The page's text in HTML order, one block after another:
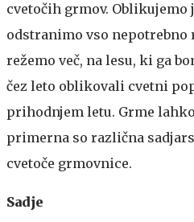
cvetočih grmov.
odstranimo vso nepotrebno
režemo več, na lesu, ki ga
čez leto oblikovali cvetni
prihodnjem letu. Grme
primerna so različna
cvetoče grmovnice.
Sadje